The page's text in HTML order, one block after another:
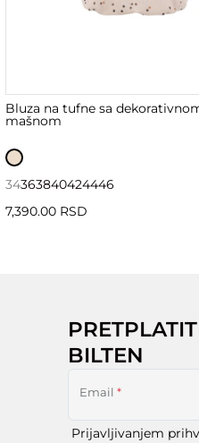
Bluza na tufne sa
mašnom
34363840424446
7,390.00 RSD
BILTEN
Email *
Prijavljivanjem